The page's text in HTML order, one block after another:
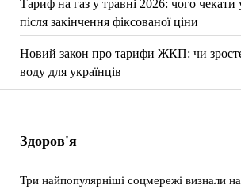
Тариф на газ у травні 2026: чого чекати
після закінчення фіксованої ціни
Новий закон про тарифи ЖКП: чи
воду для українців
Здоров'я
Три найпопулярніші соцмережі визнали